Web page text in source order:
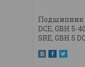
Подшипник
DCE, GBH 5-
SRE, GBH 5